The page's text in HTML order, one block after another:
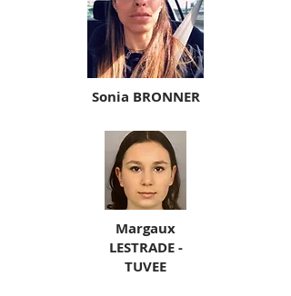
Sonia BRONNER
Margaux
LESTRADE -
TUVEE